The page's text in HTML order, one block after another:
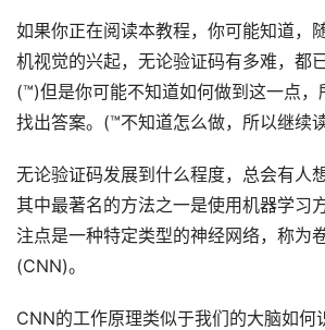
如果你正在阅读本教程，你可能知道，
机视觉的兴起，无论验证码有多难，都
(™)但是你可能不知道如何做到这一点，
找出答案。(™不知道怎么做，所以继续
无论验证码发展到什么程度，总会有人
其中最著名的方法之一是使用机器学习
注点是一种特定类型的神经网络，称为
(CNN)。
CNN的工作原理类似于我们的大脑如何